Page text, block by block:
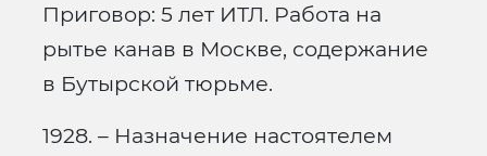
Приговор: 5 лет ИТЛ. Работа на
рытье канав в Москве, содержание
в Бутырской тюрьме.
1928. – Назначение настоятелем